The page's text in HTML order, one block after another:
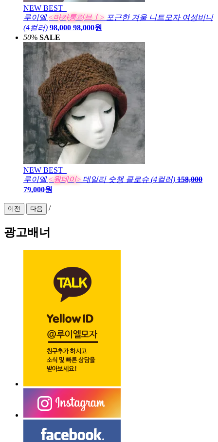
NEW BEST
루이엘 <마카롱러브Ⅰ> 포근한 겨울 니트모자 여성비니
(4컬러) 98,000 98,000원
50% SALE
NEW BEST
루이엘 <웜데이> 데일리 숏챙 클로슈 (4컬러) 158,000
79,000원
이전 다음 /
광고배너